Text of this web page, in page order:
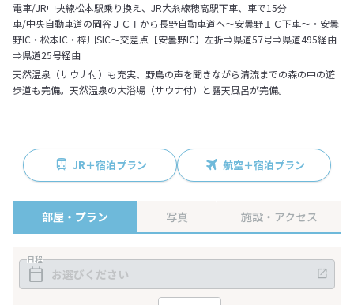
電車/JR中央線松本駅乗り換え、JR大糸線穂高駅下車、車で15分
車/中央自動車道の岡谷ＪＣＴから長野自動車道へ～安曇野ＩＣ下車～・安曇
野IC・松本IC・梓川SIC～交差点【安曇野IC】左折⇒県道57号⇒県道495経由
⇒県道25号経由
天然温泉（サウナ付）も充実、野鳥の声を聞きながら清流までの森の中の遊
歩道も完備。天然温泉の大浴場（サウナ付）と露天風呂が完備。
JR＋宿泊プラン 航空＋宿泊プラン
部屋・プラン 写真 施設・アクセス
日程